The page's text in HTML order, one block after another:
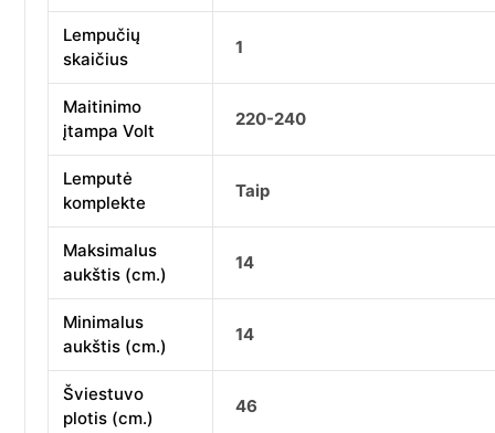
Lempučių
skaičius
1
Maitinimo
įtampa Volt
220-240
Lemputė
komplekte
Taip
Maksimalus
aukštis (cm.)
14
Minimalus
aukštis (cm.)
14
Šviestuvo
plotis (cm.)
46